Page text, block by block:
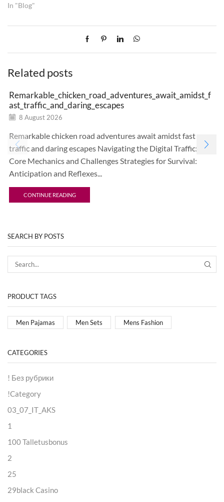
In "Blog"
Related posts
Remarkable_chicken_road_adventures_await_amidst_f
ast_traffic_and_daring_escapes
8 August 2026
Remarkable chicken road adventures await amidst fast
traffic and daring escapes Navigating the Digital Traffic:
Core Mechanics and Challenges Strategies for Survival:
Anticipation and Reflexes...
CONTINUE READING
SEARCH BY POSTS
PRODUCT TAGS
Men Pajamas Men Sets Mens Fashion
CATEGORIES
! Без рубрики
!Category
03_07_IT_AKS
1
100 Talletusbonus
2
25
29black Casino